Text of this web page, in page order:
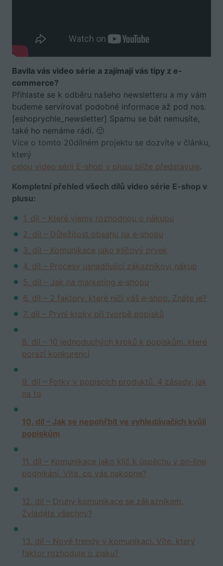
Bavila vás video série a zajímají vás tipy z e-
commerce?
Přihlaste se k odběru našeho newsletteru a my vám
budeme servírovat podobné informace až pod nos.
[eshoprychle_newsletter] Spamu se bát nemusíte,
také ho nemáme rádi. 🙂
Více o tomto 20dílném projektu se dozvíte v článku,
který
celou video sérii E-shop v plusu blíže představuje.
Kompletní přehled všech dílů video série E-shop v
plusu:
1. díl – Které vjemy rozhodnou o nákupu
2. díl – Důležitost obsahu na e-shopu
3. díl – Komunikace jako klíčový prvek
4. díl – Procesy usnadňující zákazníkovi nákup
5. díl – Jak na marketing e-shopu
6. díl – 2 faktory, které ničí váš e-shop. Znáte je?
7. díl – První kroky při tvorbě popisků
8. díl – 10 jednoduchých kroků k popiskům, které
porazí konkurenci
9. díl – Fotky v popiscích produktů. 4 zásady, jak
na to
10. díl – Jak se nepohřbít ve vyhledávačích kvůli
popiskům
11. díl – Komunikace jako klíč k úspěchu v on-line
podnikání. Víte, co vás nakopne?
12. díl – Druhy komunikace se zákazníkem.
Zvládáte všechny?
13. díl – Nové trendy v komunikaci. Víte, který
faktor rozhoduje o zisku?